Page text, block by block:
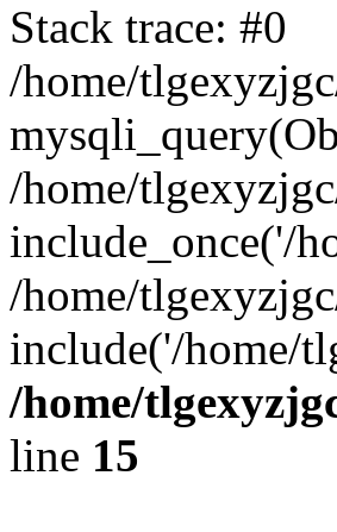
Stack trace: #0
/home/
/home/
include_once('/
/home/
include('/home/
/home/
line 15